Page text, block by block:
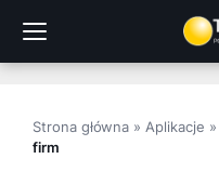
treści
Strona główna » Aplikacje »
firm